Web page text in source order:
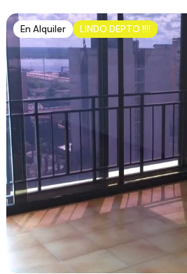
En Alquiler LINDO DEPTO !!!!